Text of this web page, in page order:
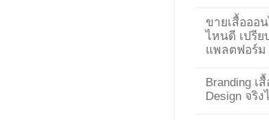
ขายเสื้อออ
ไหนดี เปรีย
แพลตฟอร์ม
Branding เ
Design จริง